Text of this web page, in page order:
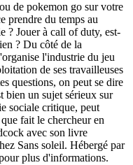
de pokemon go sur votre
prendre du temps au
? Jouer à call of duty, est-
? Du côté de la
l'industrie du jeu
de ses travailleuses
questions, on peut se dire
bien un sujet sérieux sur
sociale critique, peut
fait le chercheur en
avec son livre
Sans soleil. Hébergé par
plus d'informations.